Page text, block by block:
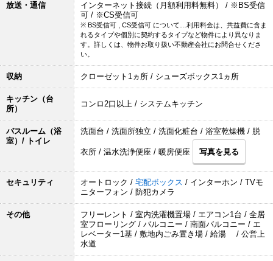
放送・通信
インターネット接続（月額利用料無料） / ※BS受信
可 / ※CS受信可
※ BS受信可 , CS受信可 について…利用料金は、共益費に含ま
れるタイプや個別に契約するタイプなど物件により異なりま
す。詳しくは、物件お取り扱い不動産会社にお問合せくださ
い。
収納 クローゼット1ヵ所 / シューズボックス1ヵ所
キッチン（台
所）
コンロ2口以上 / システムキッチン
バスルーム（浴
室）/ トイレ
洗面台 / 洗面所独立 / 洗面化粧台 / 浴室乾燥機 / 脱
衣所 / 温水洗浄便座 / 暖房便座 写真を見る
セキュリティ オートロック / 宅配ボックス / インターホン / TVモ
ニターフォン / 防犯カメラ
その他
フリーレント / 室内洗濯機置場 / エアコン1台 / 全居
室フローリング / バルコニー / 南面バルコニー / エ
レベーター1基 / 敷地内ごみ置き場 / 給湯 / 公営上
水道